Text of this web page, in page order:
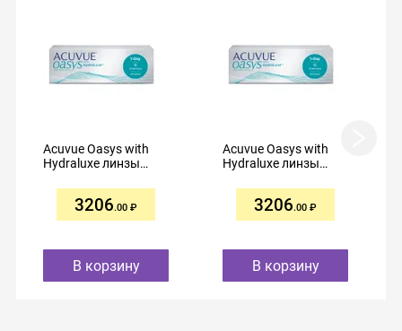
Acuvue Oasys with
Hydraluxe линзы
однодневные R8,5
-3,50 №30
3206.00
В корзину
Acuvue Oasys with
Hydraluxe линзы
однодневные R8,5
-2,75 №30
3206.00
В корзину